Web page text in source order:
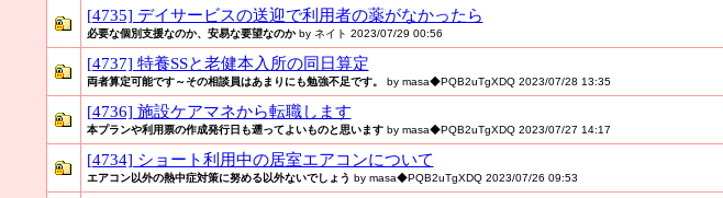
[4735] デイサービスの送迎で利用者の薬がなかったら
必要な個別支援なのか、安易な要望なのかby ネイト 2023/07/29 00:56
[4737] 特養SSと老健本入所の同日算定
両者算定可能です～その相談員はあまりにも勉強不足です。 by masa◆PQB2uTgXDQ 2023/07/28 13:35
[4736] 施設ケアマネから転職します
本プランや利用票の作成発行日も遡ってよいものと思いますby masa◆PQB2uTgXDQ 2023/07/27 14:17
[4734] ショート利用中の居室エアコンについて
エアコン以外の熱中症対策に努める以外ないでしょう by masa◆PQB2uTgXDQ 2023/07/26 09:53